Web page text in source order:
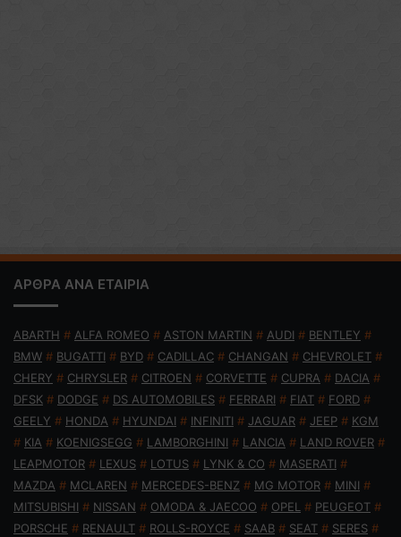
ΑΡΘΡΑ ΑΝΑ ΕΤΑΙΡΙΑ
ABARTH # ALFA ROMEO # ASTON MARTIN # AUDI # BENTLEY #
BMW # BUGATTI # BYD # CADILLAC # CHANGAN # CHEVROLET #
CHERY # CHRYSLER # CITROEN # CORVETTE # CUPRA # DACIA #
DFSK # DODGE # DS AUTOMOBILES # FERRARI # FIAT # FORD #
GEELY # HONDA # HYUNDAI # INFINITI # JAGUAR # JEEP # KGM
# KIA # KOENIGSEGG # LAMBORGHINI # LANCIA # LAND ROVER #
LEAPMOTOR # LEXUS # LOTUS # LYNK & CO # MASERATI #
MAZDA # MCLAREN # MERCEDES-BENZ # MG MOTOR # MINI #
MITSUBISHI # NISSAN # OMODA & JAECOO # OPEL # PEUGEOT #
PORSCHE # RENAULT # ROLLS-ROYCE # SAAB # SEAT # SERES #